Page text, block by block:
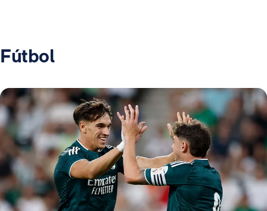
Fútbol